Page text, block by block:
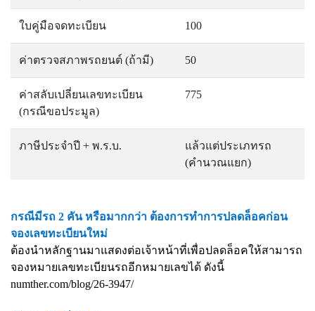
ใบคู่มือจดทะเบียน 100
ค่าตรวจสภาพรถยนต์ (ถ้ามี) 50
ค่าสลับเปลี่ยนเลขทะเบียน
(กรณีขอประมูล)
775
ภาษีประจำปี + พ.ร.บ.
แล้วแต่ประเภทรถ
(คำนวณแยก)
กรณีมีรถ 2 คัน หรือมากกว่า ต้องการทำการปลดล็อคก่อน
จองเลขทะเบียนใหม่
ต้องนำหลักฐานมาแสดงต่อเจ้าหน้าที่เพื่อปลดล็อคให้สามารถ
จองหมายเลขทะเบียนรถอีกหมายเลขได้ ดังนี้
numther.com/blog/26-3947/